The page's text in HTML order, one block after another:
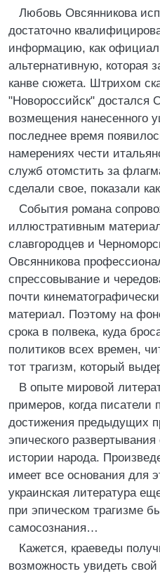
Любовь Овсянникова
достаточно
информацию, как
альтернативную, которая
канве сюжета. Штрихом
"Новороссийск" достался
возмещения нанесенного
последнее время
намерениях чести
служб отомстить за
сделали свое, показали
События романа
иллюстративным
славгородцев и
Овсянникова
спрессовывание и
почти
материал. Поэтому на
срока в полвека, куда
политиков всех времен,
тот трагизм, который
В опыте мировой
примеров, когда писатели
достижения предыдущих
эпического
истории народа.
имеет все основания для
украинская литература
при эпическом трагизме
самосознания…
Кажется, краеведы
возможность увидеть